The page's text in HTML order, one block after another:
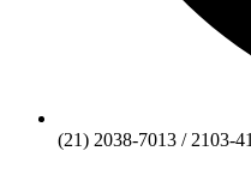
(21) 2038-7013 / 2103-